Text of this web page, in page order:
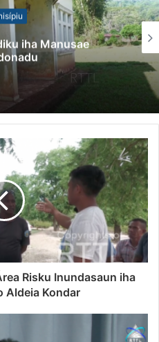
iha Manusae
Risku Inundasaun iha
Aldeia Kondar